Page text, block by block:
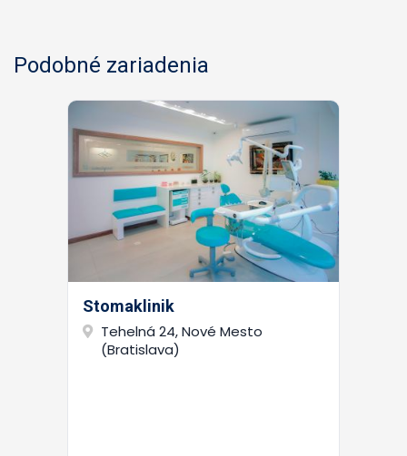
Podobné zariadenia
Stomaklinik
Tehelná 24, Nové Mesto
(Bratislava)